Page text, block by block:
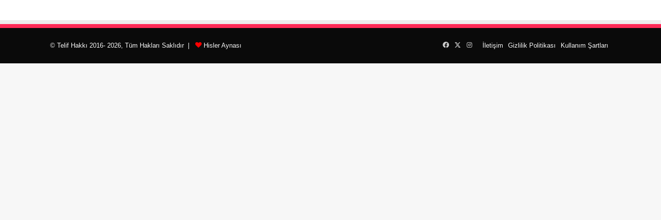
© Telif Hakkı 2016- 2026, Tüm Hakları Saklıdır | Hisler Aynası İletişim Gizlilik Politikası Kullanım Şartları
Facebook
X Instagram